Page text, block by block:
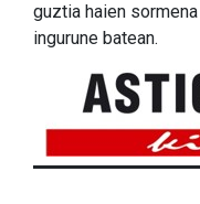
guztia haien
ingurune batean.